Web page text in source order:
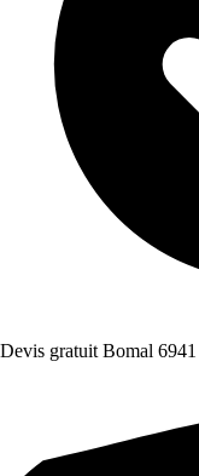
Devis gratuit Bomal 6941